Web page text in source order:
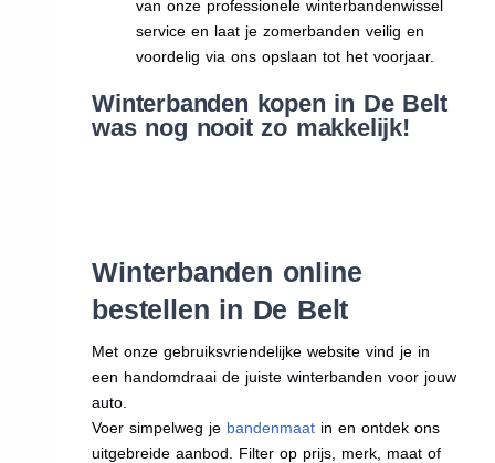
van onze professionele winterbandenwissel
service en laat je zomerbanden veilig en
voordelig via ons opslaan tot het voorjaar.
Winterbanden kopen in De Belt
was nog nooit zo makkelijk!
Winterbanden online
bestellen in De Belt
Met onze gebruiksvriendelijke website vind je in
een handomdraai de juiste winterbanden voor jouw
auto.
Voer simpelweg je bandenmaat in en ontdek ons
uitgebreide aanbod. Filter op prijs, merk, maat of